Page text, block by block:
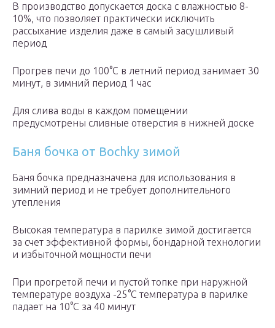
В производство допускается доска с влажностью 8-
10%, что позволяет практически исключить
рассыхание изделия даже в самый засушливый
период
Прогрев печи до 100°С в летний период занимает 30
минут, в зимний период 1 час
Для слива воды в каждом помещении
предусмотрены сливные отверстия в нижней доске
Баня бочка от Bochky зимой
Баня бочка предназначена для использования в
зимний период и не требует дополнительного
утепления
Высокая температура в парилке зимой достигается
за счет эффективной формы, бондарной технологии
и избыточной мощности печи
При прогретой печи и пустой топке при наружной
температуре воздуха -25°С температура в парилке
падает на 10°С за 40 минут